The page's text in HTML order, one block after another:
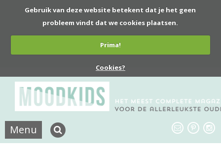
Gebruik van deze website betekent dat je het geen
probleem vindt dat we cookies plaatsen.
Prima!
Cookies?
Menu